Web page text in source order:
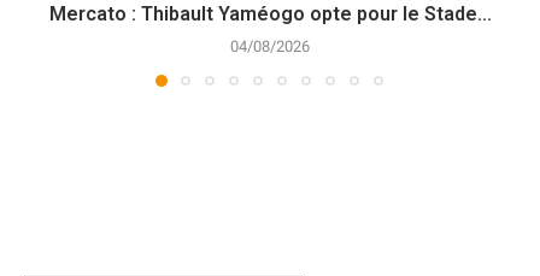
Mercato : Thibault Yaméogo opte pour le Stade...
04/08/2026